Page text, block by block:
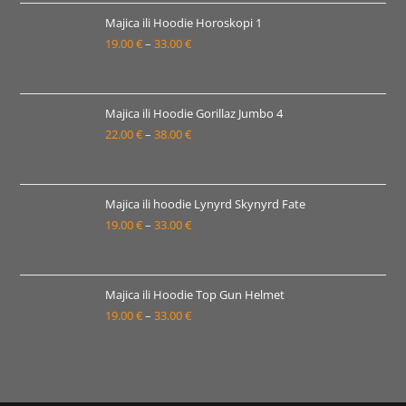
19.00 €
do
Majica ili Hoodie Horoskopi 1
19.00€– 33.00€Raspon
19.00 €
do
Majica ili Hoodie Gorillaz Jumbo 4
22.00€– 38.00€Raspon
22.00 €
do
Majica ili hoodie Lynyrd Skynyrd Fate
19.00€– 33.00€Raspon
19.00 €
do
Majica ili Hoodie Top Gun Helmet
19.00€– 33.00€Raspon